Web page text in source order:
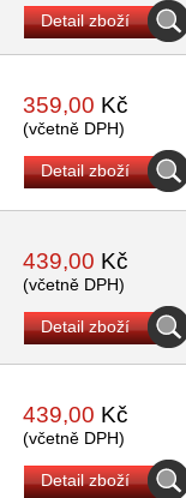
Detail zboží
359,00 Kč
(včetně DPH)
Detail zboží
439,00 Kč
(včetně DPH)
Detail zboží
439,00 Kč
(včetně DPH)
Detail zboží